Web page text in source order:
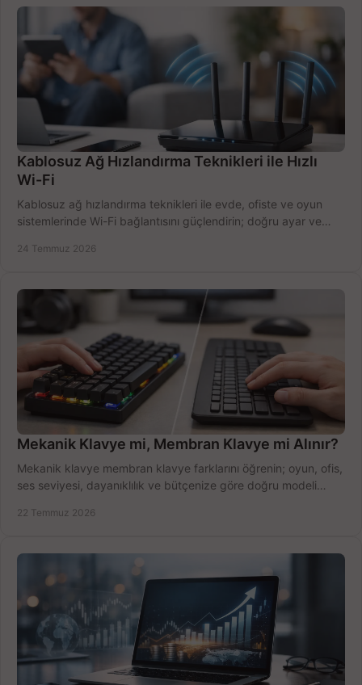
Kablosuz Ağ Hızlandırma Teknikleri ile Hızlı
Wi-Fi
Kablosuz ağ hızlandırma teknikleri ile evde, ofiste ve oyun
sistemlerinde Wi-Fi bağlantısını güçlendirin; doğru ayar ve
24 Temmuz 2026
Mekanik Klavye mi, Membran Klavye mi Alınır?
Mekanik klavye membran klavye farklarını öğrenin; oyun, ofis,
ses seviyesi, dayanıklılık ve bütçenize göre doğru modeli
22 Temmuz 2026